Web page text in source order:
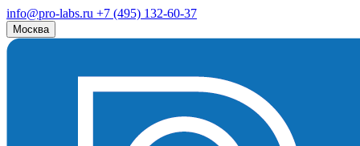
info@pro-labs.ru +7 (495) 132-60-37
Москва